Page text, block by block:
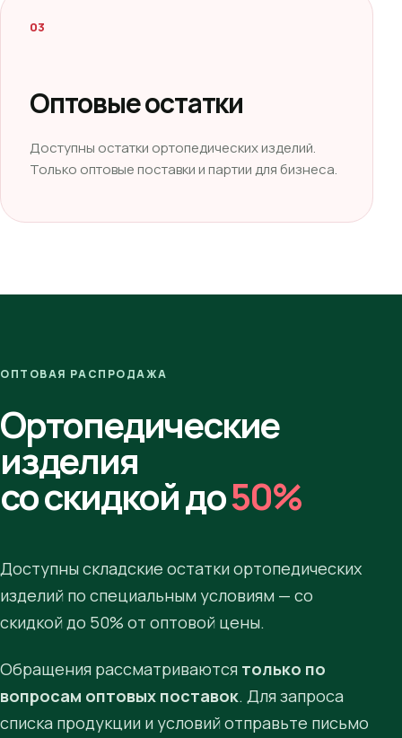
03
Оптовые остатки
Доступны остатки ортопедических изделий.
Только оптовые поставки и партии для бизнеса.
ОПТОВАЯ РАСПРОДАЖА
Ортопедические
изделия
со скидкой до50%
Доступны складские остатки ортопедических
изделий по специальным условиям — со
скидкой до 50% от оптовой цены.
Обращения рассматриваются только по
вопросам оптовых поставок. Для запроса
списка продукции и условий отправьте письмо